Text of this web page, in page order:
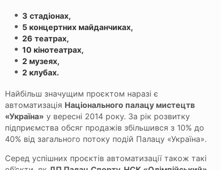
3 стадіонах,
5 концертних майданчиках,
26 театрах,
10 кінотеатрах,
2 музеях,
2 клубах.
Найбільш значущим проєктом наразі є
автоматизація Національного палацу мистецтв
«Україна» у вересні 2014 року. За рік розвитку
підприємства обсяг продажів збільшився з 10% до
40% від загального потоку подій Палацу «Україна».
Серед успішних проєктів автоматизації також такі